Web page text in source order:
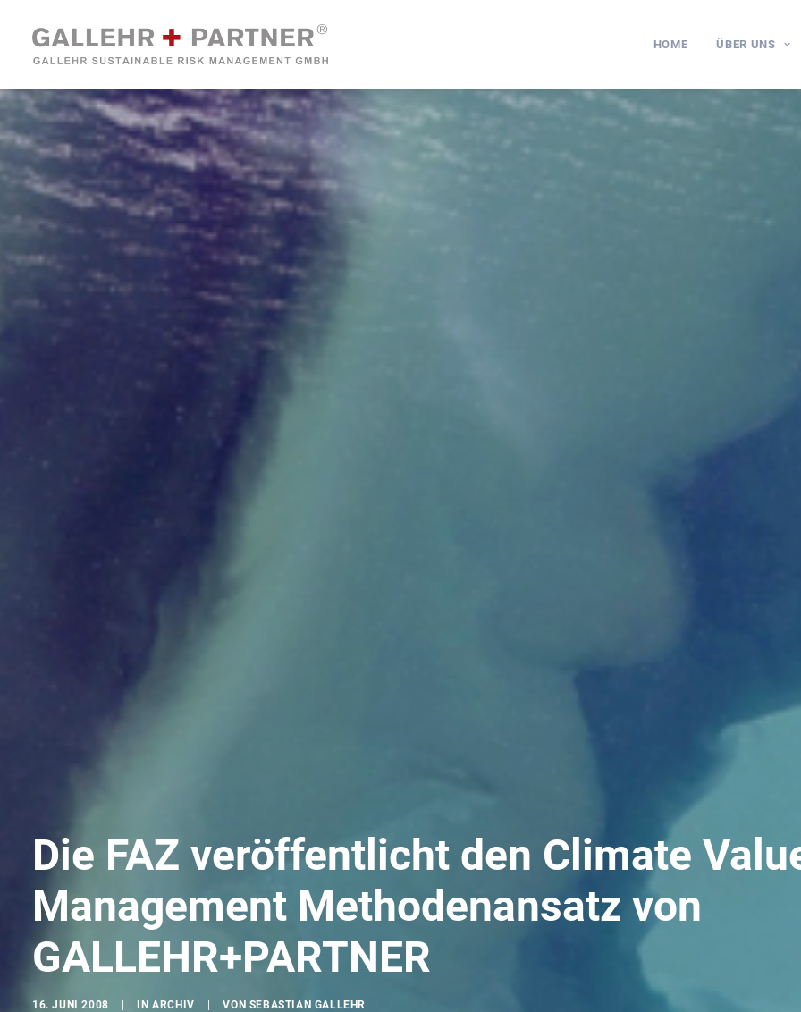
HOME ÜBER UNS
Die FAZ veröffentlicht den Climate
Management Methodenansatz von
GALLEHR+PARTNER
16. JUNI 2008 INARCHIV VON SEBASTIAN GALLEHR